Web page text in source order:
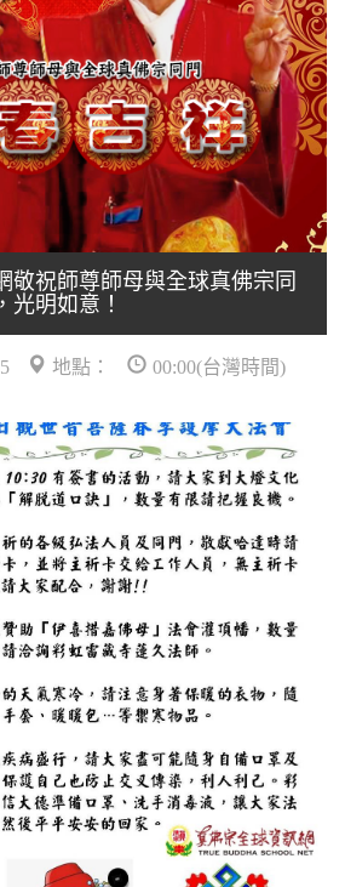
敬祝師尊師母與全球真佛宗同
光明如意！
地點： 00:00(台灣時間)